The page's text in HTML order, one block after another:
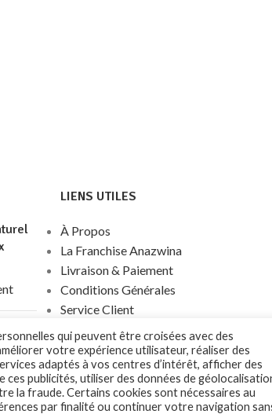
LIENS UTILES
À Propos
La Franchise Anazwina
Livraison & Paiement
Conditions Générales
Service Client
Contact
qui peuvent être croisées avec des
votre expérience utilisateur, réaliser des
adaptés à vos centres d’intérêt, afficher des
publicités, utiliser des données de
la fraude. Certains cookies sont nécessaires au
par finalité ou continuer votre navigation